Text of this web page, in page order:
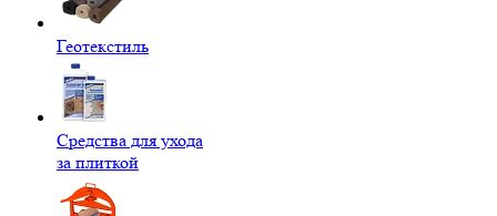
Геотекстиль
Средства для ухода
за плиткой